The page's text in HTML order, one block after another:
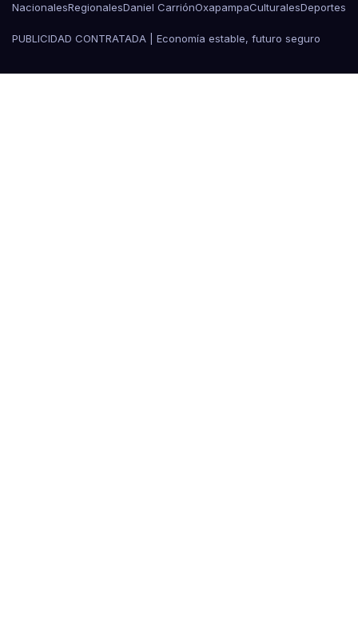
NacionalesRegionalesDaniel CarriónOxapampaCulturalesDeportes
PUBLICIDAD CONTRATADA | Economía estable, futuro seguro